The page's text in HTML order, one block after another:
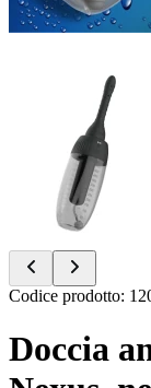
Item
of
Codice prodotto:
Doccia